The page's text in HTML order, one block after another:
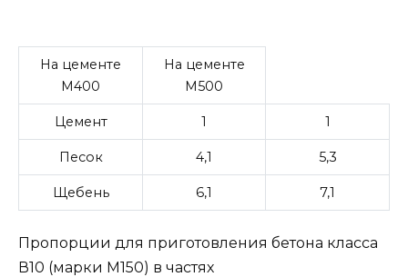
На цементе
М400
На цементе
М500
Цемент 1 1
Песок 4,1 5,3
Щебень 6,1 7,1
Пропорции для приготовления бетона класса
В10 (марки М150) в частях